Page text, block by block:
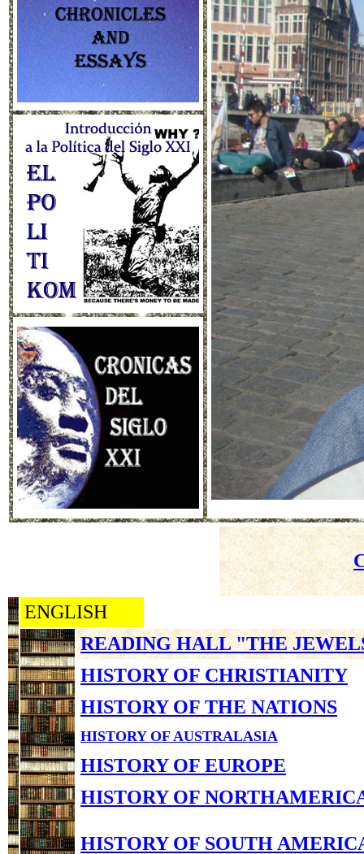
ENGLISH
READING HALL "THE
HISTORY OF CHRISTIANITY
HISTORY OF THE NATIONS
HISTORY OF AUSTRALASIA
HISTORY OF EUROPE
HISTORY OF
HISTORY OF SOUTH